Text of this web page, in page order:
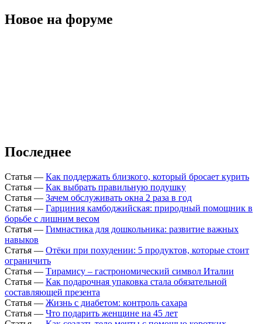
Новое на форуме
Последнее
Статья — Как поддержать близкого, который бросает курить
Статья — Как выбрать правильную подушку
Статья — Зачем обслуживать окна 2 раза в год
Статья — Гарциния камбоджийская: природный помощник в
борьбе с лишним весом
Статья — Гимнастика для дошкольника: развитие важных
навыков
Статья — Отёки при похудении: 5 продуктов, которые стоит
ограничить
Статья — Тирамису – гастрономический символ Италии
Статья — Как подарочная упаковка стала обязательной
составляющей презента
Статья — Жизнь с диабетом: контроль сахара
Статья — Что подарить женщине на 45 лет